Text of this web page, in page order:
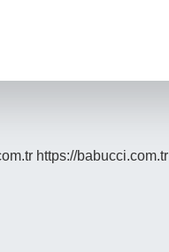
https://babucci.com.tr